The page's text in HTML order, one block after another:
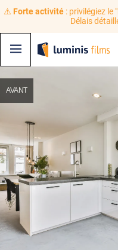
⚠️ Forte activité: privilégiez le
Délais
AVANT